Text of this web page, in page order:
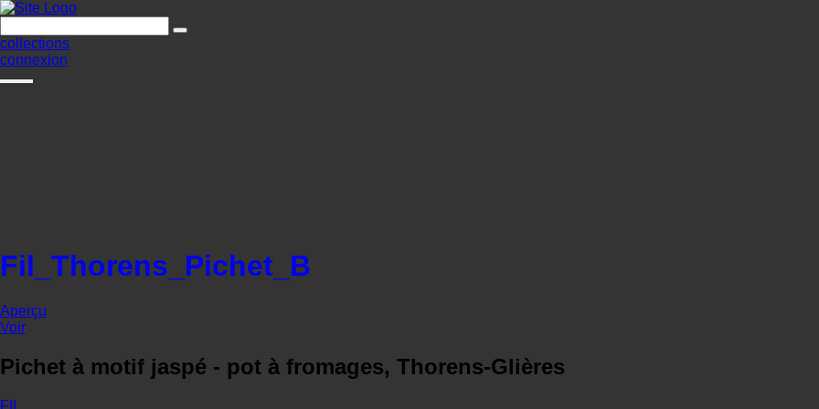
collections
connexion
Fil_Thorens_Pichet_B
Aperçu
Voir
Pichet à motif jaspé - pot à fromages, Thorens-Glières
FIL